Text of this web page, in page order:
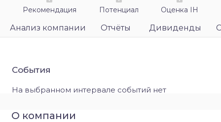
Рекомендация Потенциал Оценка IH
Анализ компании Отчёты Дивиденды
События
На выбранном интервале событий нет
О компании